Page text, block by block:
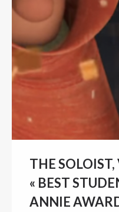
THE
« BEST
ANNIE